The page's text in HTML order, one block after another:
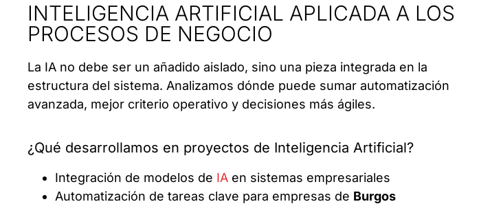
INTELIGENCIA ARTIFICIAL APLICADA A LOS
PROCESOS DE NEGOCIO
La IA no debe ser un añadido aislado, sino una pieza integrada en la
estructura del sistema. Analizamos dónde puede sumar automatización
avanzada, mejor criterio operativo y decisiones más ágiles.
¿Qué desarrollamos en proyectos de Inteligencia Artificial?
Integración de modelos de IA en sistemas empresariales
Automatización de tareas clave para empresas de Burgos